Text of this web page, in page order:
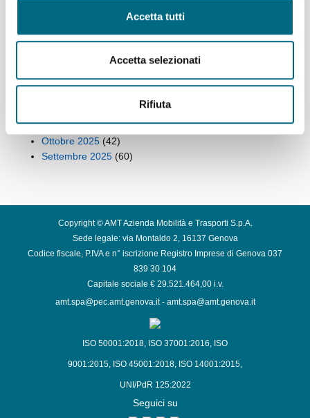
Accetta tutti
Accetta selezionati
Rifiuta
Maggio 2026(48)
(50)
Febbraio 2026(49)
Novembre 2025(43)
Ottobre 2025 (42)
Settembre 2025 (60)
Copyright © AMT Azienda Mobilità e Trasporti S.p.A.
Sede legale: via Montaldo 2, 16137 Genova
Codice fiscale, P.IVA e n° iscrizione Registro Imprese di Genova 037
839 30 104
Capitale sociale € 29.521.464,00 i.v.
amt.spa@pec.amt.genova.it- amt.spa@amt.genova.it
ISO 50001:2018, ISO 37001:2016, ISO
9001:2015, ISO 45001:2018, ISO 14001:2015,
UNI/PdR 125:2022
Seguici su